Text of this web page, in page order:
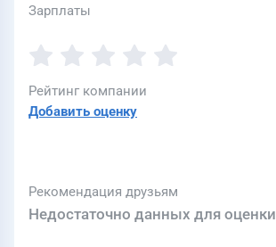
Зарплаты
Рейтинг компании
Добавить оценку
Рекомендация друзьям
Недостаточно данных для оценки